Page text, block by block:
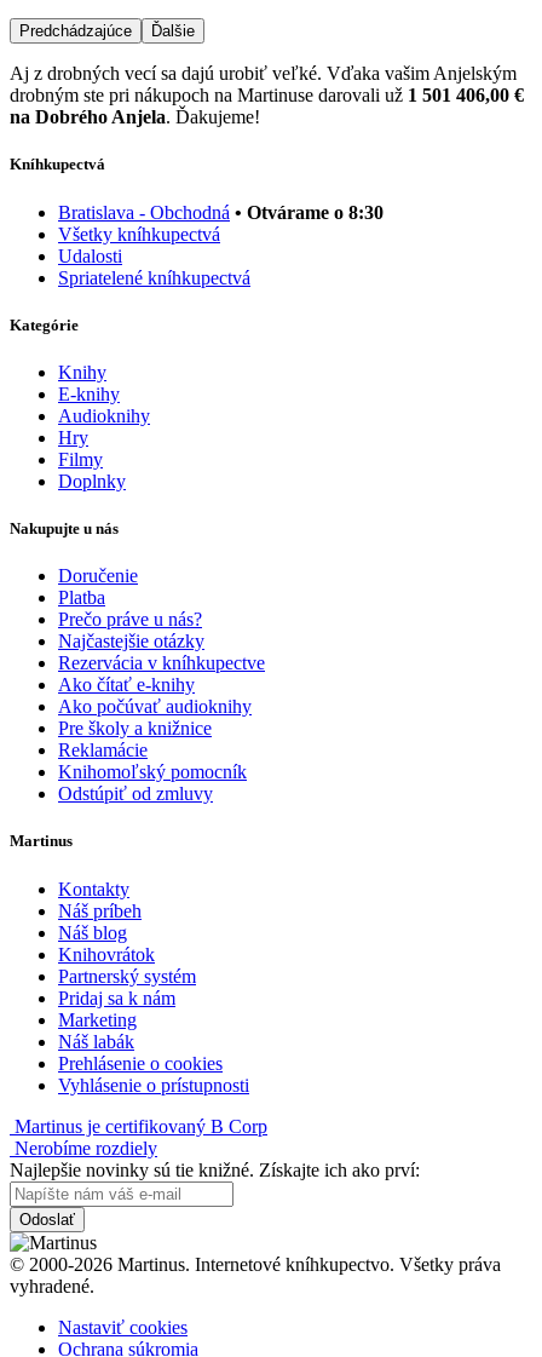
Predchádzajúce Ďalšie
Aj z drobných vecí sa dajú urobiť veľké. Vďaka vašim Anjelským
drobným ste pri nákupoch na Martinuse darovali už 1 501 406,00 €
na Dobrého Anjela. Ďakujeme!
Kníhkupectvá
Bratislava - Obchodná • Otvárame o 8:30
Všetky kníhkupectvá
Udalosti
Spriatelené kníhkupectvá
Kategórie
Knihy
E-knihy
Audioknihy
Hry
Filmy
Doplnky
Nakupujte u nás
Doručenie
Platba
Prečo práve u nás?
Najčastejšie otázky
Rezervácia v kníhkupectve
Ako čítať e-knihy
Ako počúvať audioknihy
Pre školy a knižnice
Reklamácie
Knihomoľský pomocník
Odstúpiť od zmluvy
Martinus
Kontakty
Náš príbeh
Náš blog
Knihovrátok
Partnerský systém
Pridaj sa k nám
Marketing
Náš labák
Prehlásenie o cookies
Vyhlásenie o prístupnosti
Martinus je certifikovaný B Corp
Nerobíme rozdiely
Najlepšie novinky sú tie knižné. Získajte ich ako prví:
Odoslať
© 2000-2026 Martinus. Internetové kníhkupectvo. Všetky práva
vyhradené.
Nastaviť cookies
Ochrana súkromia